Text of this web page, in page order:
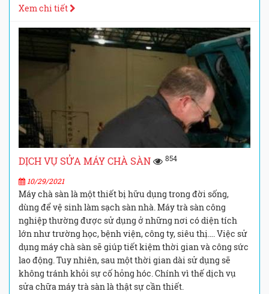
Xem chi tiết
DỊCH VỤ SỬA MÁY CHÀ SÀN 854
10/29/2021
Máy chà sàn là một thiết bị hữu dụng trong đời sống,
dùng để vệ sinh làm sạch sàn nhà. Máy trà sàn công
nghiệp thường được sử dụng ở những nơi có diện tích
lớn như trường học, bệnh viện, công ty, siêu thị…. Việc sử
dụng máy chà sàn sẽ giúp tiết kiệm thời gian và công sức
lao động. Tuy nhiên, sau một thời gian dài sử dụng sẽ
không tránh khỏi sự cố hỏng hóc. Chính vì thế dịch vụ
sửa chữa máy trà sàn là thật sự cần thiết.